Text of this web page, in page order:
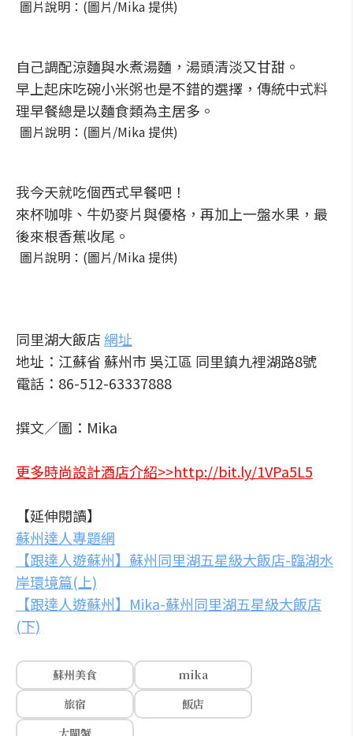
圖片說明：(圖片/Mika 提供)
自己調配涼麵與水煮湯麵，湯頭清淡又甘甜。
早上起床吃碗小米粥也是不錯的選擇，傳統中式料
理早餐總是以麵食類為主居多。
圖片說明：(圖片/Mika 提供)
我今天就吃個西式早餐吧！
來杯咖啡、牛奶麥片與優格，再加上一盤水果，最
後來根香蕉收尾。
圖片說明：(圖片/Mika 提供)
同里湖大飯店網址
地址：江蘇省 蘇州市 吳江區 同里鎮九裡湖路8號
電話：86-512-63337888
撰文／圖：Mika
更多時尚設計酒店介紹>>http://bit.ly/1VPa5L5
【延伸閱讀】
蘇州達人專題網
【跟達人遊蘇州】蘇州同里湖五星級大飯店-臨湖水
岸環境篇(上)
【跟達人遊蘇州】Mika-蘇州同里湖五星級大飯店
(下)
蘇州美食
mika
旅宿
飯店
大閘蟹